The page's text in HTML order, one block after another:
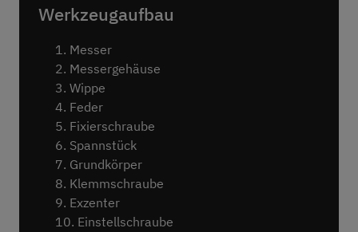
Werkzeugaufbau
Messer
Messergehäuse
Wippe
Feder
Fixierschraube
Spannstück
Grundkörper
Klemmschraube
Exzenter
Einstellschraube